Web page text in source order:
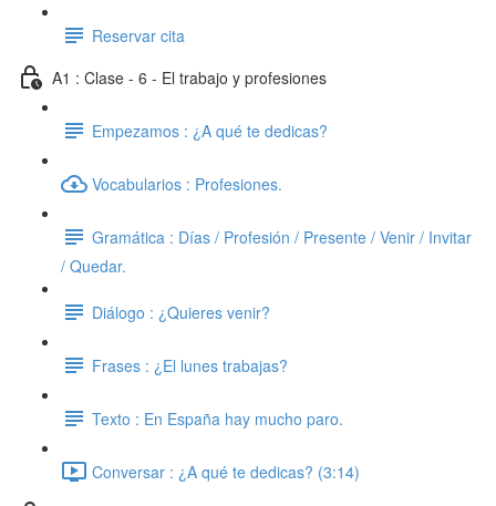
Reservar cita
A1 : Clase - 6 - El trabajo y profesiones
Empezamos : ¿A qué te dedicas?
Vocabularios : Profesiones.
Gramática : Días / Profesión / Presente / Venir / Invitar
/ Quedar.
Diálogo : ¿Quieres venir?
Frases : ¿El lunes trabajas?
Texto : En España hay mucho paro.
Conversar : ¿A qué te dedicas? (3:14)